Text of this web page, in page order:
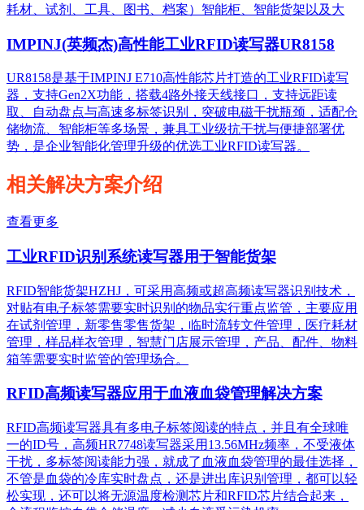
耗材、试剂、工具、图书、档案）智能柜、智能货架以及大
IMPINJ(英频杰)高性能工业RFID读写器UR8158
UR8158是基于IMPINJ E710高性能芯片打造的工业RFID读写
器，支持Gen2X功能，搭载4路外接天线接口，支持远距读
取、自动盘点与高速多标签识别，突破电磁干扰瓶颈，适配仓
储物流、智能柜等多场景，兼具工业级抗干扰与便捷部署优
势，是企业智能化管理升级的优选工业RFID读写器。
相关解决方案介绍
查看更多
工业RFID识别系统读写器用于智能货架
RFID智能货架HZHJ，可采用高频或超高频读写器识别技术，
对贴有电子标签需要实时识别的物品实行重点监管，主要应用
在试剂管理，新零售零售货架，临时流转文件管理，医疗耗材
管理，样品样衣管理，智慧门店展示管理，产品、配件、物料
箱等需要实时监管的管理场合。
RFID高频读写器应用于血液血袋管理解决方案
RFID高频读写器具有多电子标签阅读的特点，并且有全球唯
一的ID号，高频HR7748读写器采用13.56MHz频率，不受液体
干扰，多标签阅读能力强，就成了血液血袋管理的最佳选择，
不管是血袋的冷库实时盘点，还是进出库识别管理，都可以轻
松实现，还可以将无源温度检测芯片和RFID芯片结合起来，